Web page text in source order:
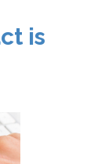
is